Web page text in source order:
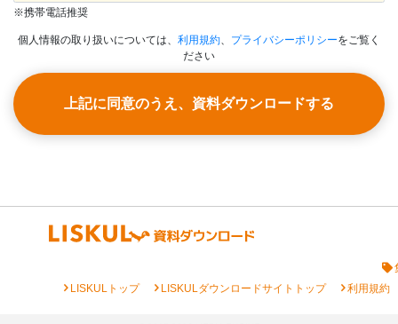
※携帯電話推奨
個人情報の取り扱いについては、 利用規約、 プライバシーポリシーをご覧く
ださい
上記に同意のうえ、資料ダウンロードする
chevron_rightLISKULトップ chevron_rightLISKULダウンロードサイトトップ chevron_right利用規約